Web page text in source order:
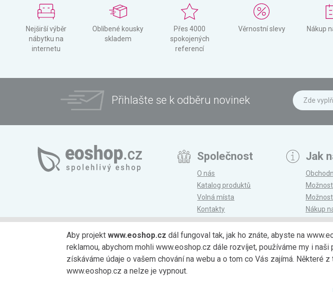
Nejširší výběr
nábytku na
internetu
Oblíbené kousky
skladem
Přes 4000
spokojených
referencí
Věrnostní slevy Nákup
Přihlašte se k odběru novinek
Společnost
O nás
Katalog produktů
Volná místa
Kontakty
Magazín
Jak
Nákup
Možnosti platby
Aby projektwww.eoshop.cz dál fungoval tak, jak ho znáte, abyste na
reklamou, abychom mohli www.eoshop.cz dále rozvíjet, používáme my i
získáváme údaje o vašem chování na webu a o tom co Vás zajímá.
www.eoshop.cz a nelze je vypnout.